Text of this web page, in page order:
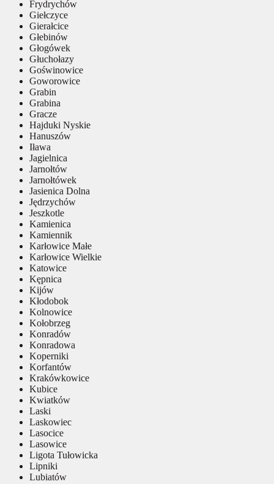
Frydrychów
Giełczyce
Gierałcice
Głebinów
Głogówek
Głuchołazy
Goświnowice
Goworowice
Grabin
Grabina
Gracze
Hajduki Nyskie
Hanuszów
Iława
Jagielnica
Jarnołtów
Jarnołtówek
Jasienica Dolna
Jędrzychów
Jeszkotle
Kamienica
Kamiennik
Karłowice Małe
Karłowice Wielkie
Katowice
Kępnica
Kijów
Kłodobok
Kolnowice
Kołobrzeg
Konradów
Konradowa
Koperniki
Korfantów
Krakówkowice
Kubice
Kwiatków
Laski
Laskowiec
Lasocice
Lasowice
Ligota Tułowicka
Lipniki
Lubiatów